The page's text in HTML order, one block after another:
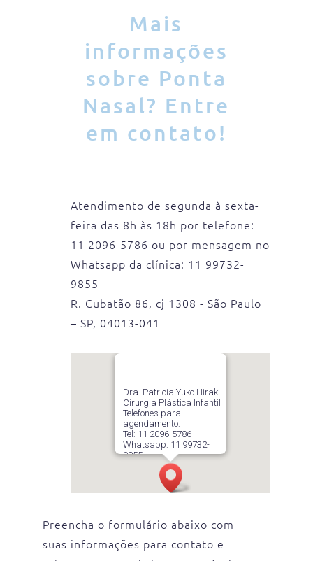
Mais
informações
sobre Ponta
Nasal? Entre
em contato!
Atendimento de segunda à sexta-
feira das 8h às 18h por telefone:
11 2096-5786 ou por mensagem no
Whatsapp da clínica: 11 99732-
9855
R. Cubatão 86, cj 1308 - São Paulo
– SP, 04013-041
Dra. Patricia Yuko Hiraki
Cirurgia Plástica Infantil
Telefones para
agendamento:
Tel: 11 2096-5786
Whatsapp: 11 99732-
9855
R. Cubatão 86, cj 1308 –
13º andar – Paraíso
São Paulo – SP, 04013-
Preencha o formulário abaixo com
suas informações para contato e